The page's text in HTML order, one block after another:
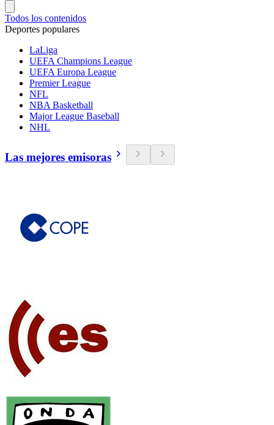
Todos los contenidos
Deportes populares
LaLiga
UEFA Champions League
UEFA Europa League
Premier League
NFL
NBA Basketball
Major League Baseball
NHL
Las mejores emisoras